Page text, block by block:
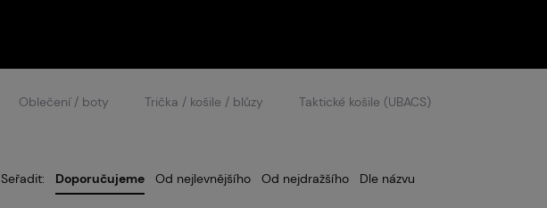
Oblečení / boty Trička / košile / blůzy Taktické košile (UBACS)
Seřadit: Doporučujeme Od nejlevnějšího Od nejdražšího Dle názvu